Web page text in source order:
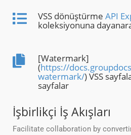
VSS dönüştürme API
koleksiyonuna
[Watermark]
(https://
watermark/) VSS
sayfalar
İşbirlikçi İş Akışları
Facilitate collaboration by